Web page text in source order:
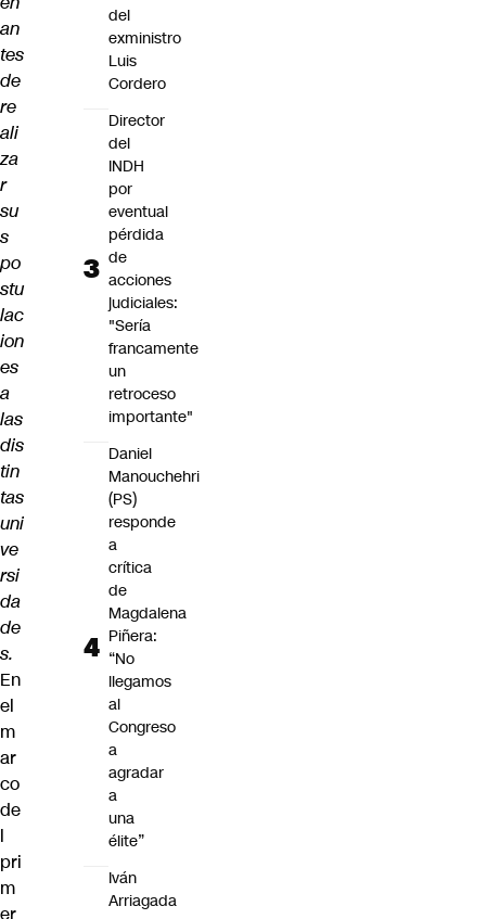
an
tes
de
re
ali
za
r
su
s
po
stu
lac
ion
es
a
las
dis
tin
tas
uni
ve
rsi
da
de
s.
En
el
m
ar
co
de
l
pri
m
er
del
exministro
Luis
Cordero
Director
del
INDH
por
eventual
pérdida
de
acciones
judiciales:
"Sería
francamente
un
retroceso
importante"
Daniel
Manouchehri
(PS)
responde
a
crítica
de
Magdalena
Piñera:
“No
llegamos
al
Congreso
a
agradar
a
una
élite”
Iván
Arriagada